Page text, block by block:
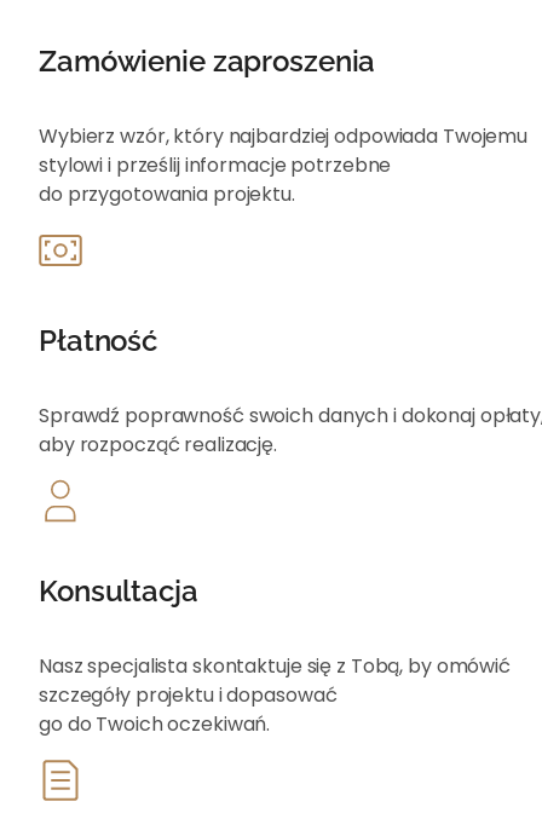
Zamówienie zaproszenia
Wybierz wzór, który najbardziej odpowiada Twojemu
stylowi i prześlij informacje potrzebne
do przygotowania projektu.
Płatność
Sprawdź poprawność swoich danych i dokonaj
aby rozpocząć realizację.
Konsultacja
Nasz specjalista skontaktuje się z Tobą, by omówić
szczegóły projektu i dopasować
go do Twoich oczekiwań.